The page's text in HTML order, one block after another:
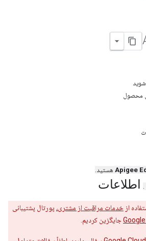
محصول
Apigee هستید.
. اطلاعات
خدمات مراقبت از مشتری، پورتال پشتیبانی
جایگزین کردیم.